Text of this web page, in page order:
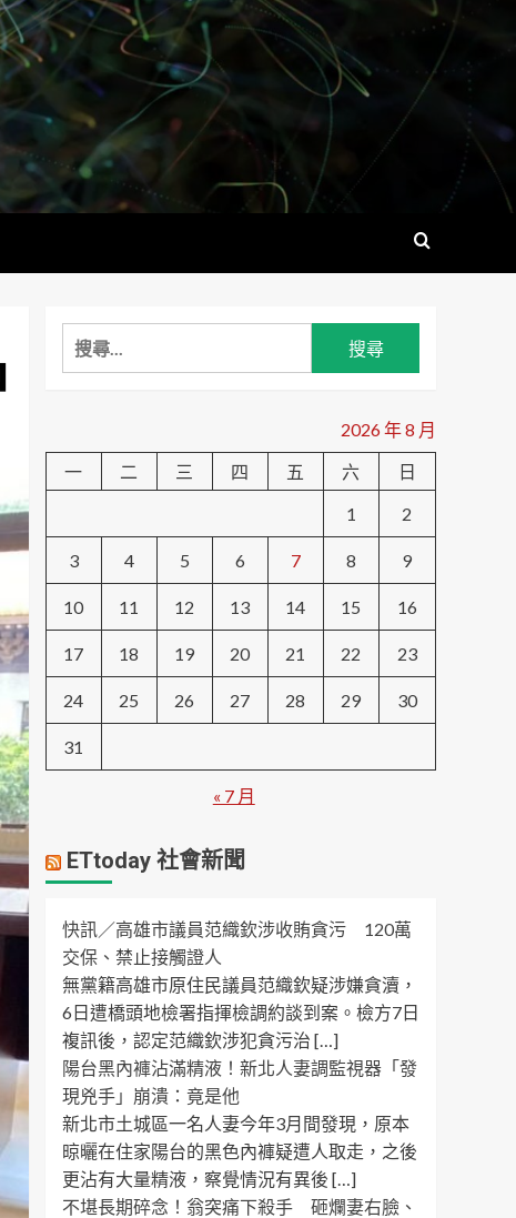
搜
尋
字:
2026 年 8 月
一
二 三 四 五 六
日
1
2
3 4 5 6 7 8 9
10 11 12 13 14 15 16
17 18 19 20 21 22 23
24 25 26 27 28 29 30
31
« 7 月
ETtoday 社會新聞
快訊／高雄市議員范織欽涉收賄貪污 120萬
交保、禁止接觸證人
無黨籍高雄市原住民議員范織欽疑涉嫌貪瀆，
6日遭橋頭地檢署指揮檢調約談到案。檢方7日
複訊後，認定范織欽涉犯貪污治 […]
陽台黑內褲沾滿精液！新北人妻調監視器「發
現兇手」崩潰：竟是他
新北市土城區一名人妻今年3月間發現，原本
晾曬在住家陽台的黑色內褲疑遭人取走，之後
更沾有大量精液，察覺情況有異後 […]
不堪長期碎念！翁突痛下殺手 砸爛妻右臉、